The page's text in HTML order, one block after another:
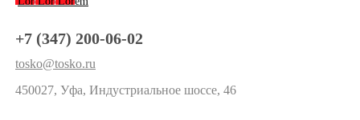
+7 (347) 200-06-02
tosko@tosko.ru
450027, Уфа, Индустриальное шоссе, 46